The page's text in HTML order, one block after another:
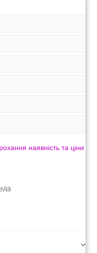
наявність та ціни